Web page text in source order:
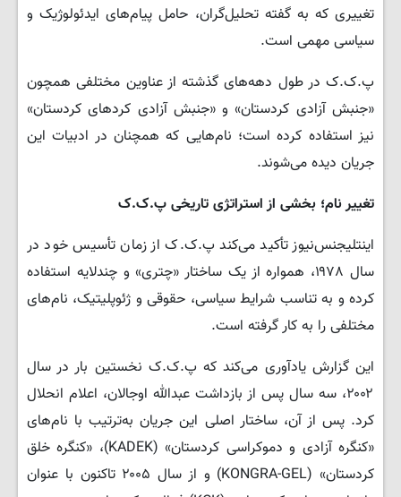
تغییری که به گفته تحلیل‌گران، حامل پیام‌های ایدئولوژیک و
سیاسی مهمی است.
پ.ک.ک در طول دهه‌های گذشته از عناوین مختلفی همچون
«جنبش آزادی کردستان» و «جنبش آزادی کردهای کردستان»
نیز استفاده کرده است؛ نام‌هایی که همچنان در ادبیات این
جریان دیده می‌شوند.
تغییر نام؛ بخشی از استراتژی تاریخی پ.ک.ک
اینتلیجنس‌نیوز تأکید می‌کند پ.ک.ک از زمان تأسیس خود در
سال ۱۹۷۸، همواره از یک ساختار «چتری» و چندلایه استفاده
کرده و به تناسب شرایط سیاسی، حقوقی و ژئوپلیتیک، نام‌های
مختلفی را به کار گرفته است.
این گزارش یادآوری می‌کند که پ.ک.ک نخستین بار در سال
۲۰۰۲، سه سال پس از بازداشت عبدالله اوجالان، اعلام انحلال
کرد. پس از آن، ساختار اصلی این جریان به‌ترتیب با نام‌های
«کنگره آزادی و دموکراسی کردستان» (KADEK)، «کنگره خلق
کردستان» (KONGRA-GEL) و از سال ۲۰۰۵ تاکنون با عنوان